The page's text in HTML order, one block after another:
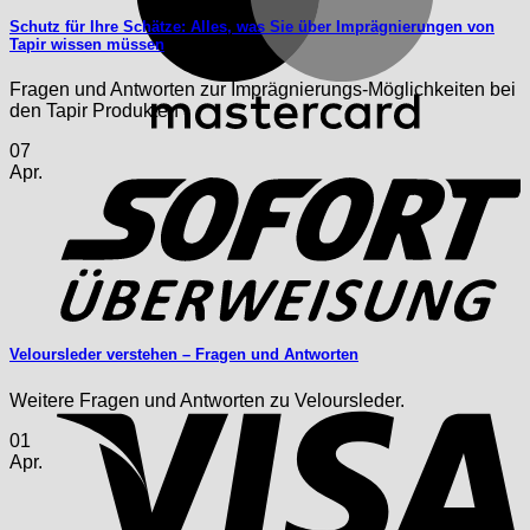
Schutz für Ihre Schätze: Alles, was Sie über Imprägnierungen von
Tapir wissen müssen
Fragen und Antworten zur Imprägnierungs-Möglichkeiten bei
den Tapir Produkten
07
Apr.
Veloursleder verstehen – Fragen und Antworten
Weitere Fragen und Antworten zu Veloursleder.
01
Apr.